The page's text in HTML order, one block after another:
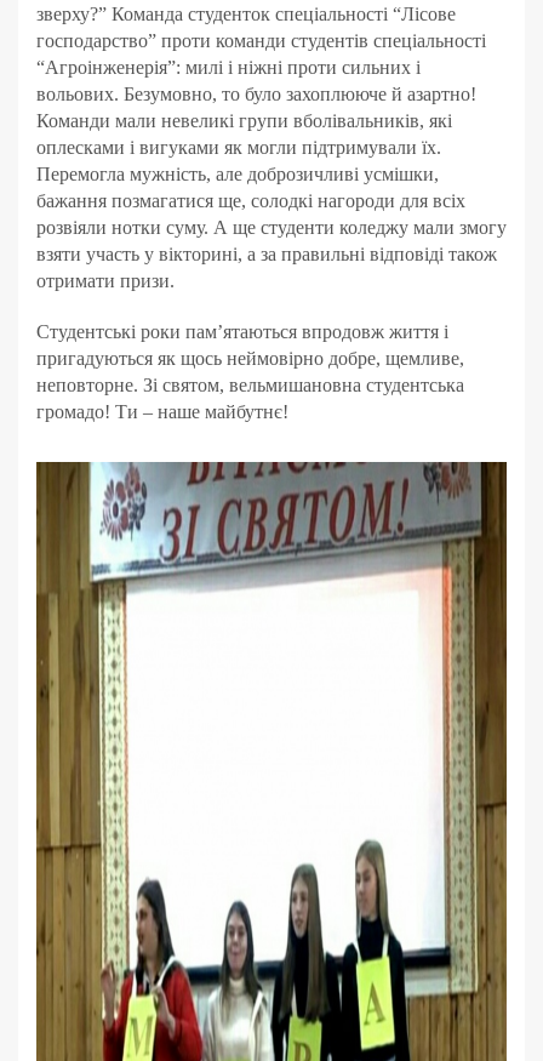
зверху?” Команда студенток спеціальності “Лісове
господарство” проти команди студентів спеціальності
“Агроінженерія”: милі і ніжні проти сильних і
вольових. Безумовно, то було захоплююче й азартно!
Команди мали невеликі групи вболівальників, які
оплесками і вигуками як могли підтримували їх.
Перемогла мужність, але доброзичливі усмішки,
бажання позмагатися ще, солодкі нагороди для всіх
розвіяли нотки суму. А ще студенти коледжу мали змогу
взяти участь у вікторині, а за правильні відповіді також
отримати призи.
Студентські роки пам’ятаються впродовж життя і
пригадуються як щось неймовірно добре, щемливе,
неповторне. Зі святом, вельмишановна студентська
громадо! Ти – наше майбутнє!